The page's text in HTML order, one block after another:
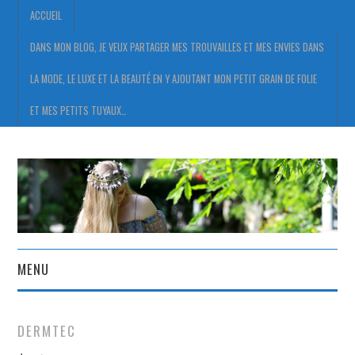
ACCUEIL
DANS MON BLOG, JE VEUX PARTAGER MES TROUVAILLES ET MES ENVIES DANS
LA MODE, LE LUXE ET LA BEAUTÉ EN Y AJOUTANT MON PETIT GRAIN DE FOLIE
ET MES PETITS TUYAUX…
MENU
DERMTEC